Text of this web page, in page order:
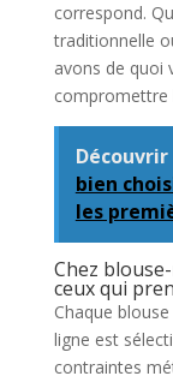
correspond.
traditionnelle
avons de quoi
compromettre
Découvrir
bien
les
Chez
ceux qui
Chaque
ligne est
contraintes